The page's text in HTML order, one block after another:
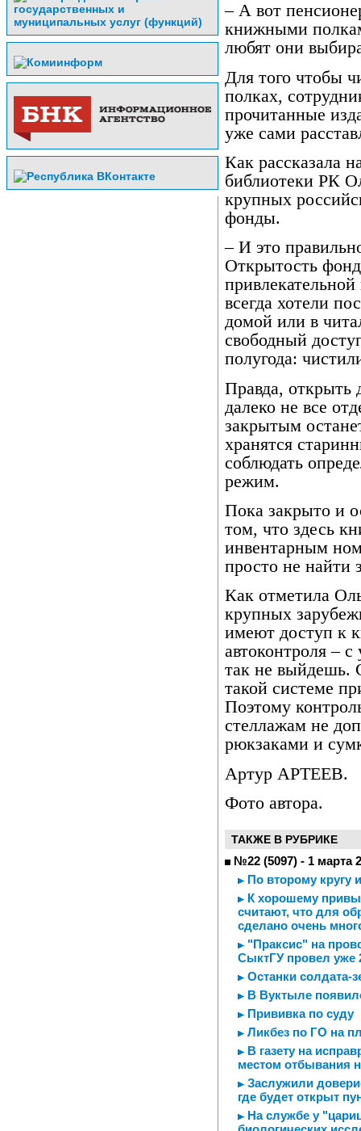
– А вот
книжными
любят они
Для того чтобы
полках,
прочитанные
уже сами
Как рассказала
библиотеки РК
крупных
фонды.
– И это
Открытость
всегда хотели
домой или в
свободный
полугода:
Правда, открыть
далеко не все
закрытым
хранятся
соблюдать
режим.
Пока закрыто и
том, что здесь
инвентарным
просто не найти
Как отметила
крупных
имеют доступ к
автоконтроля –
так не выйдешь.
такой системе
Поэтому
стеллажам не
рюкзаками и
Артур АРТЕЕВ.
Фото автора.
ТАКЖЕ В РУБРИКЕ
№22 (5097) - 1 марта
По второму кругу
К хорошему
считают, что для
сделано очень
"Праксис" на
СыктГУ провел уже
Останки солдата-
В Вуктыле
Прививка по суду
Ликбез по ГО на
В газету на
местом отбывания
Заслужили
где будет открыт
На службе у